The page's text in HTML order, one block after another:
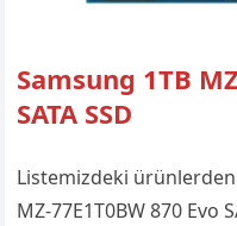
Samsung 1TB
SATA SSD
Listemizdeki
MZ-77E1T0BW 870 Evo